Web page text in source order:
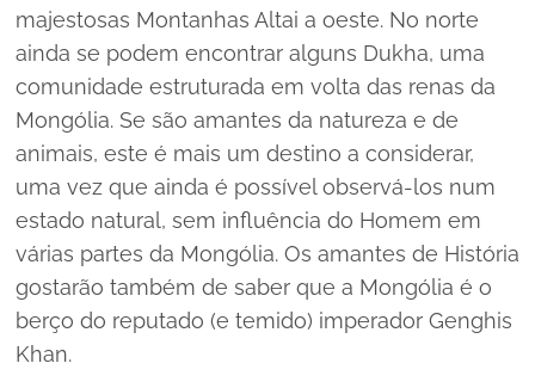
majestosas Montanhas Altai a oeste. No norte
ainda se podem encontrar alguns Dukha, uma
comunidade estruturada em volta das renas da
Mongólia. Se são amantes da natureza e de
animais, este é mais um destino a considerar,
uma vez que ainda é possível observá-los num
estado natural, sem influência do Homem em
várias partes da Mongólia. Os amantes de História
gostarão também de saber que a Mongólia é o
berço do reputado (e temido) imperador Genghis
Khan.